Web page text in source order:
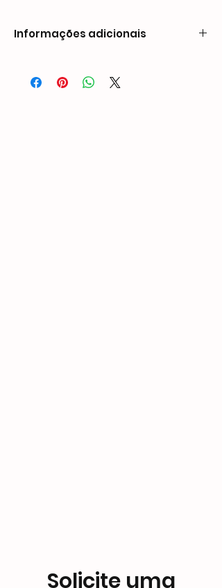
Informações adicionais
Comprimento: 5/8” (15 mm)
Solicite uma